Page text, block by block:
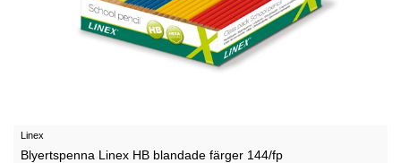
Linex
Blyertspenna Linex HB blandade färger 144/fp